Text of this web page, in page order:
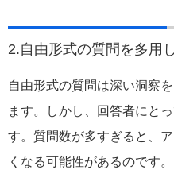
2.自由形式の質問を多用
自由形式の質問は深い洞察
ます。しかし、回答者にと
す。質問数が多すぎると、
くなる可能性があるのです